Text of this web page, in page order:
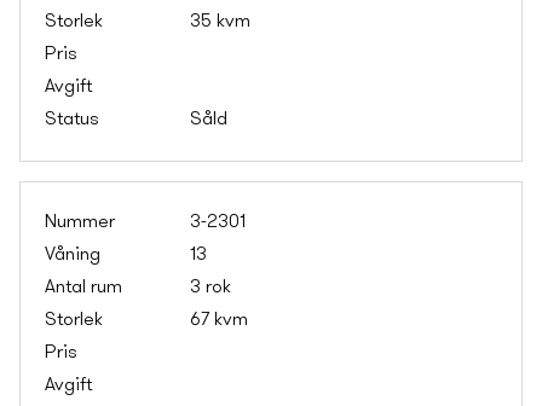
35 kvm
Såld
3-2301
13
3 rok
67 kvm